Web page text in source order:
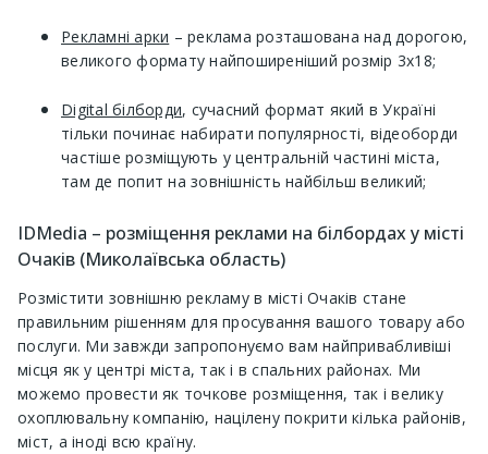
Рекламні арки – реклама розташована над дорогою,
великого формату найпоширеніший розмір 3х18;
Digital білборди, сучасний формат який в Україні
тільки починає набирати популярності, відеоборди
частіше розміщують у центральній частині міста,
там де попит на зовнішність найбільш великий;
IDMedia – розміщення реклами на білбордах у місті
Очаків (Миколаївська область)
Розмістити зовнішню рекламу в місті Очаків стане
правильним рішенням для просування вашого товару або
послуги. Ми завжди запропонуємо вам найпривабливіші
місця як у центрі міста, так і в спальних районах. Ми
можемо провести як точкове розміщення, так і велику
охоплювальну компанію, націлену покрити кілька районів,
міст, а іноді всю країну.